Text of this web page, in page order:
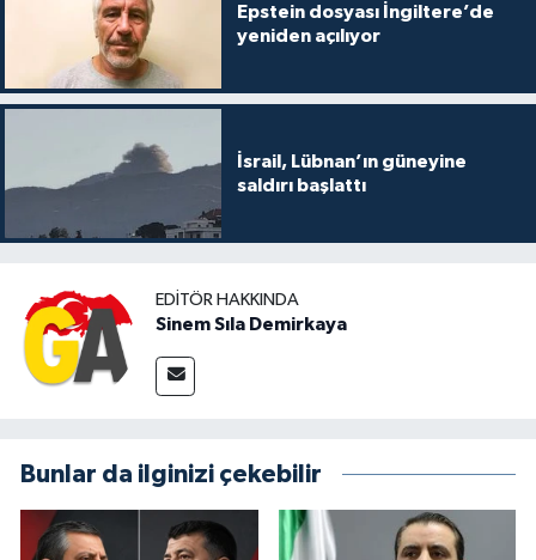
Epstein dosyası İngiltere’de
yeniden açılıyor
İsrail, Lübnan’ın güneyine
saldırı başlattı
EDITÖR HAKKINDA
Sinem Sıla Demirkaya
Bunlar da ilginizi çekebilir